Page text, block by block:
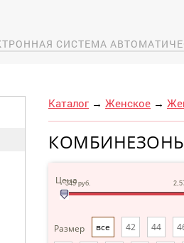
СИСТЕМА
Каталог → Женское →
Цена
345руб.
Размер все 42 44